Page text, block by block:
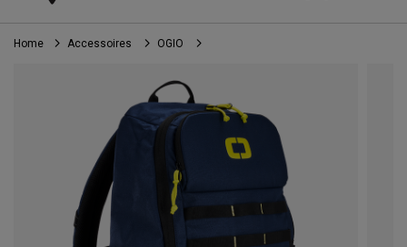
Callaway
Golf
Home Accessoires OGIO